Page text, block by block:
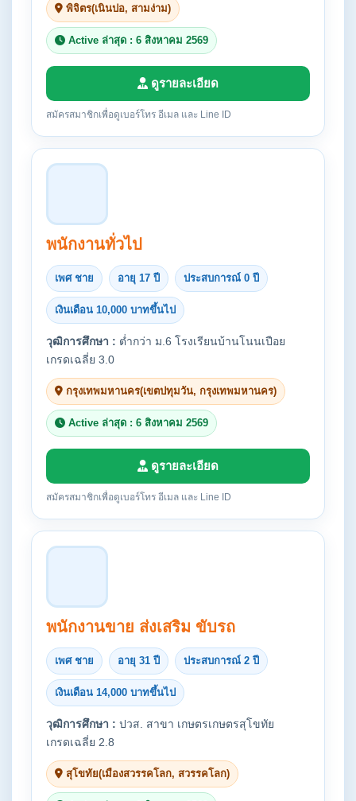
พิจิตร(เนินปอ, สามง่าม)
Active ล่าสุด : 6 สิงหาคม 2569
ดูรายละเอียด
สมัครสมาชิกเพื่อดูเบอร์โทร อีเมล และ Line ID
พนักงานทั่วไป
เพศ ชาย อายุ 17 ปี ประสบการณ์ 0 ปี
เงินเดือน 10,000 บาทขึ้นไป
วุฒิการศึกษา : ต่ำกว่า ม.6 โรงเรียนบ้านโนนเปือย
เกรดเฉลี่ย 3.0
กรุงเทพมหานคร(เขตปทุมวัน, กรุงเทพมหานคร)
Active ล่าสุด : 6 สิงหาคม 2569
ดูรายละเอียด
สมัครสมาชิกเพื่อดูเบอร์โทร อีเมล และ Line ID
พนักงานขาย ส่งเสริม ขับรถ
เพศ ชาย อายุ 31 ปี ประสบการณ์ 2 ปี
เงินเดือน 14,000 บาทขึ้นไป
วุฒิการศึกษา : ปวส. สาขา เกษตรเกษตรสุโขทัย
เกรดเฉลี่ย 2.8
สุโขทัย(เมืองสวรรคโลก, สวรรคโลก)